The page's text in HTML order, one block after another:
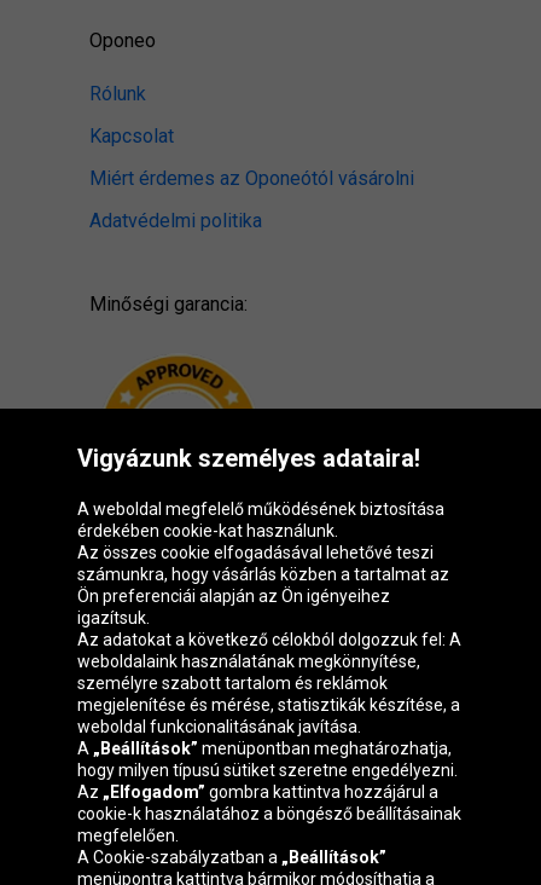
Oponeo
Rólunk
Kapcsolat
Miért érdemes az Oponeótól vásárolni
Adatvédelmi politika
Minőségi garancia:
Oponeo csoport
Belgique
Česká
republika
Deutschland
España
Vigyázunk személyes adataira!
A weboldal megfelelő működésének biztosítása
érdekében cookie-kat használunk.
Az összes cookie elfogadásával lehetővé teszi
számunkra, hogy vásárlás közben a tartalmat az
Ön preferenciái alapján az Ön igényeihez
igazítsuk.
Az adatokat a következő célokból dolgozzuk fel: A
weboldalaink használatának megkönnyítése,
személyre szabott tartalom és reklámok
megjelenítése és mérése, statisztikák készítése, a
weboldal funkcionalitásának javítása.
A „Beállítások” menüpontban meghatározhatja,
hogy milyen típusú sütiket szeretne engedélyezni.
Az „Elfogadom” gombra kattintva hozzájárul a
cookie-k használatához a böngésző beállításainak
megfelelően.
A Cookie-szabályzatban a „Beállítások”
menüpontra kattintva bármikor módosíthatja a